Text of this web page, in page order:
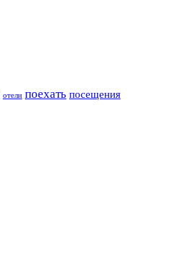
отели поехать посещения